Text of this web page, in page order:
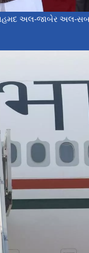
અલ-જાબેર અલ-